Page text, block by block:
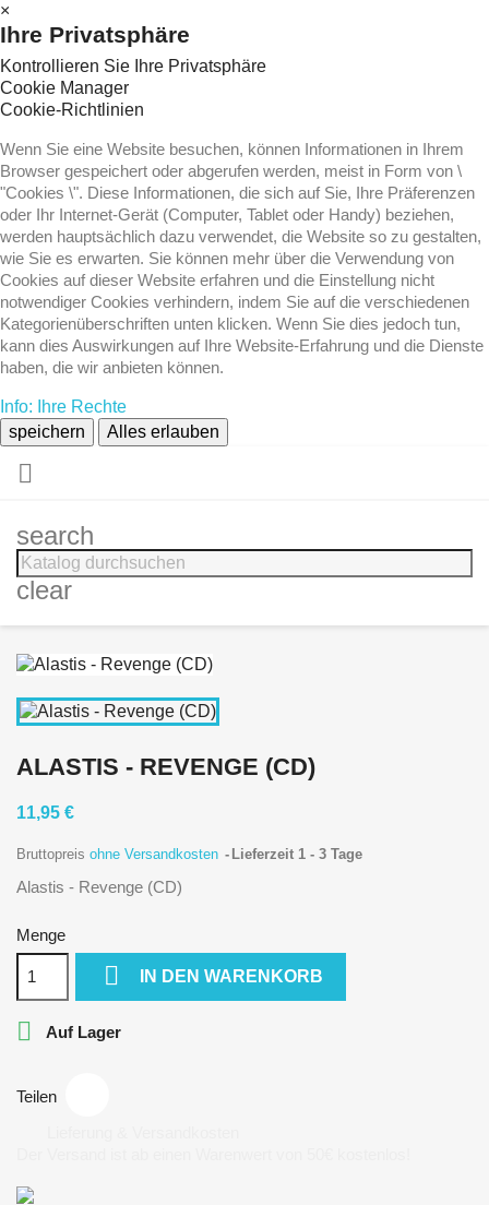
×
Ihre Privatsphäre
Kontrollieren Sie Ihre Privatsphäre
Cookie Manager
Cookie-Richtlinien
Wenn Sie eine Website besuchen, können Informationen in Ihrem
Browser gespeichert oder abgerufen werden, meist in Form von \
"Cookies \". Diese Informationen, die sich auf Sie, Ihre Präferenzen
oder Ihr Internet-Gerät (Computer, Tablet oder Handy) beziehen,
werden hauptsächlich dazu verwendet, die Website so zu gestalten,
wie Sie es erwarten. Sie können mehr über die Verwendung von
Cookies auf dieser Website erfahren und die Einstellung nicht
notwendiger Cookies verhindern, indem Sie auf die verschiedenen
Kategorienüberschriften unten klicken. Wenn Sie dies jedoch tun,
kann dies Auswirkungen auf Ihre Website-Erfahrung und die Dienste
haben, die wir anbieten können.
Info: Ihre Rechte
speichern
Alles erlauben

search
clear
ALASTIS - REVENGE (CD)
11,95 €
Bruttopreis ohne Versandkosten Lieferzeit 1 - 3 Tage
Alastis - Revenge (CD)
Menge
 IN DEN WARENKORB
 Auf Lager
Teilen